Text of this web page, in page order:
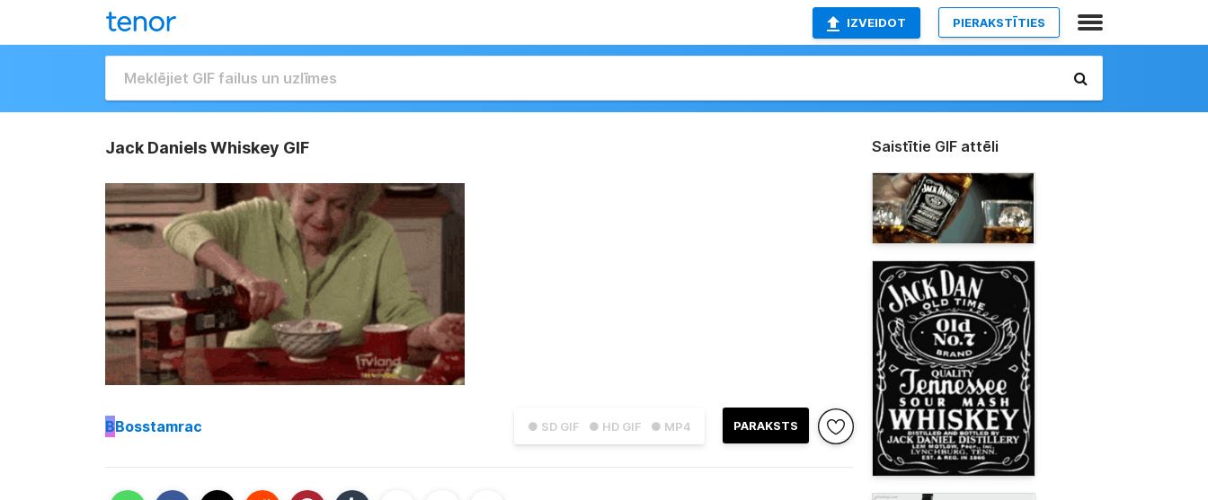
IZVEIDOT PIERAKSTĪTIES
Jack Daniels Whiskey GIF
● SD GIF ● HD GIF ● MP4 PARAKSTS
BBosstamrac
Saistītie GIF attēli